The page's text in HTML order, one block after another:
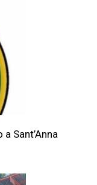
Sant’Anna